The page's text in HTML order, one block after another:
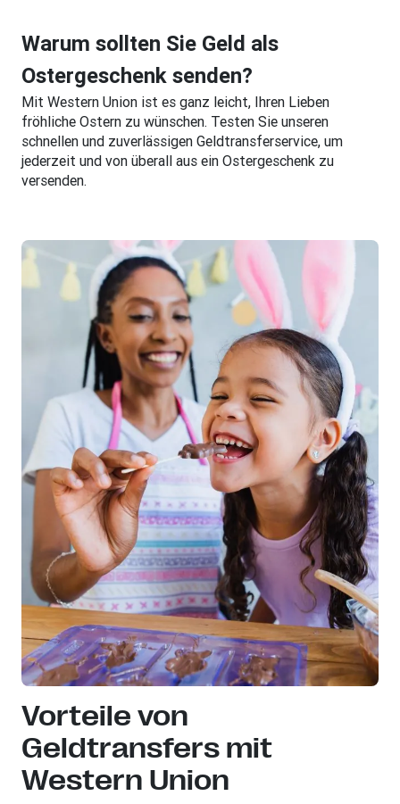
Warum sollten Sie Geld als
Ostergeschenk senden?
Mit Western Union ist es ganz leicht, Ihren Lieben
fröhliche Ostern zu wünschen. Testen Sie unseren
schnellen und zuverlässigen Geldtransferservice, um
jederzeit und von überall aus ein Ostergeschenk zu
versenden.
Vorteile von
Geldtransfers mit
Western Union